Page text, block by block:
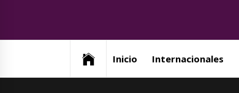
Inicio Internacionales